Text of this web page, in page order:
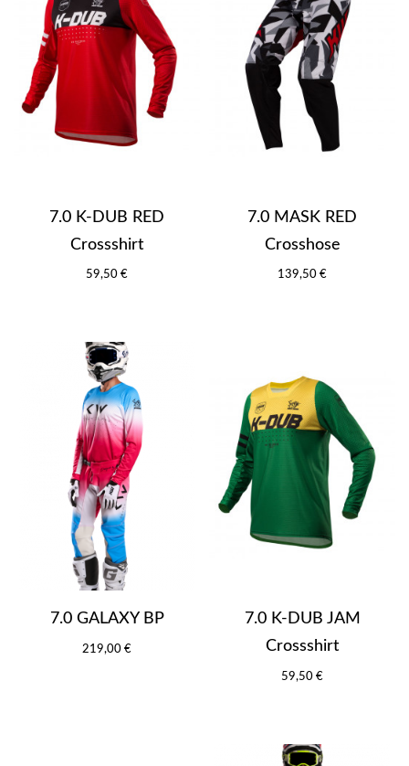
7.0 K-DUB RED
Crossshirt
59,50 €
7.0 MASK RED
Crosshose
139,50 €
7.0 GALAXY BP
219,00 €
7.0 K-DUB JAM
Crossshirt
59,50 €